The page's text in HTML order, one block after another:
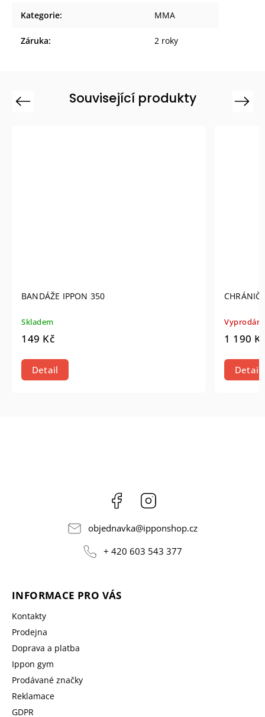
Kategorie: MMA
Záruka: 2 roky
Související produkty
Previous
CHRÁNIČ HOLENÍ IPPON THAI PRO
Next
Facebook
objednavka@ipponshop.cz
+ 420 603 543 377
INFORMACE PRO VÁS
Kontakty
Prodejna
Doprava a platba
Ippon gym
Prodávané značky
Reklamace
GDPR